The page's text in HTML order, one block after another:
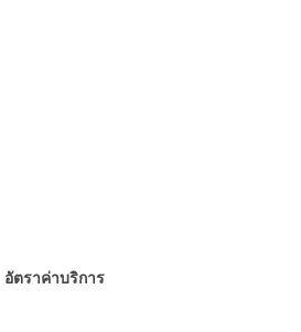
อัตราค่าบริการ